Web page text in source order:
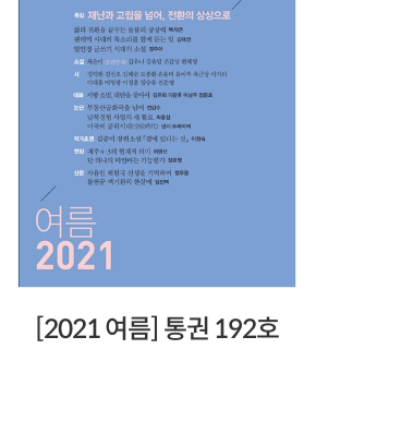
[2021 여름] 통권 192호